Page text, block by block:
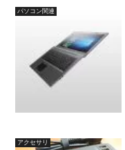
パソコン関連
アクセサリ